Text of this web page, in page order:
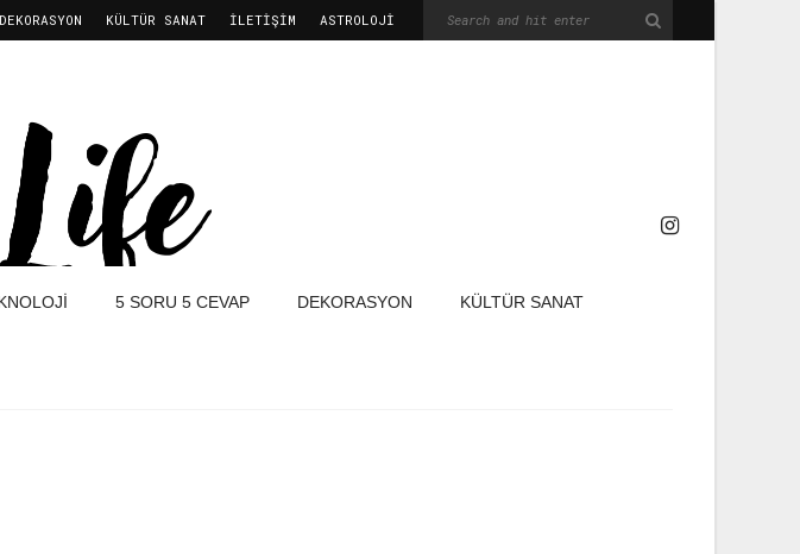
DEKORASYON KÜLTÜR SANAT İLETIŞIM ASTROLOJİ
5 SORU 5 CEVAP DEKORASYON KÜLTÜR SANAT